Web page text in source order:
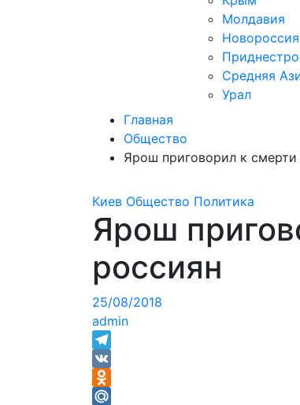
Молдавия
Новороссия
Средняя
Урал
Главная
Общество
Ярош приговорил к смерти
Киев Общество Политика
Ярош
россиян
25/08/2018
admin
Telegram
VK
Odnoklassniki